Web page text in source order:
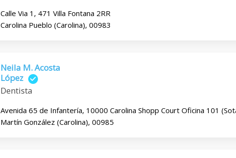
Calle Via 1, 471 Villa Fontana 2RR
Carolina Pueblo (Carolina), 00983
Neila M. Acosta
López
Dentista
Avenida 65 de Infantería, 10000 Carolina Shopp Court Oficina 101
Martín González (Carolina), 00985